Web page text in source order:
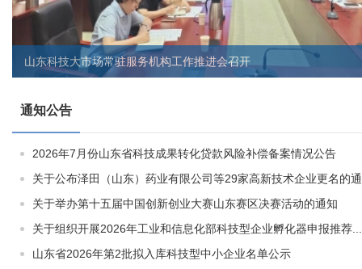
山东科技大市场常驻服务机构工作推进会召开
通知公告
2026年7月份山东省科技成果转化贷款风险补偿备案情况公告
关于公布泽田（山东）药业有限公司等29家高新技术企业更名的
关于举办第十五届中国创新创业大赛山东赛区决赛活动的通知
关于组织开展2026年工业和信息化部科技型企业孵化器申报推荐...
山东省2026年第2批拟入库科技型中小企业名单公示